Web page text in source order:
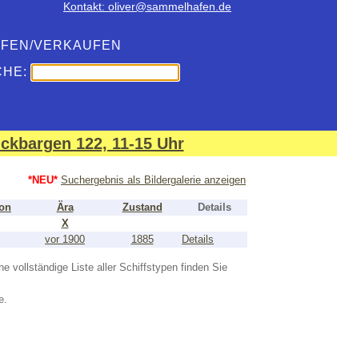
Kontakt: oliver@sammelhafen.de
VERKAUFEN
122, 11-15 Uhr
*NEU* Suchergebnis als Bildergalerie anzeigen
Ära Zustand
Details
X
vor 1900 1885 Details
vollständige Liste aller Schiffstypen finden Sie